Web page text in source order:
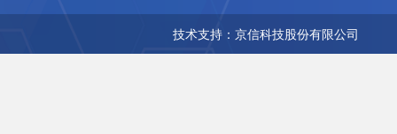
技术支持：京信科技股份有限公司